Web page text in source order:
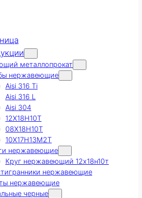
металлопрокат
нержавеющие
Aisi 316 Ti
Aisi 316 L
Aisi 304
12Х18Н10Т
08Х18Н10Т
10Х17Н13М2Т
нержавеющие
Круг нержавеющий 12х18н10т
нержавеющие
нержавеющие
черные